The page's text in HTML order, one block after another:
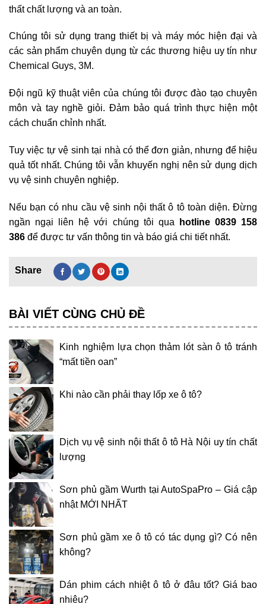
thất chất lượng và an toàn.
Chúng tôi sử dụng trang thiết bị và máy móc hiện đại và
các sản phẩm chuyên dụng từ các thương hiệu uy tín như
Chemical Guys, 3M.
Đội ngũ kỹ thuật viên của chúng tôi được đào tạo chuyên
môn và tay nghề giỏi. Đảm bảo quá trình thực hiện một
cách chuẩn chỉnh nhất.
Tuy việc tự vệ sinh tại nhà có thể đơn giản, nhưng để hiệu
quả tốt nhất. Chúng tôi vẫn khuyến nghị nên sử dụng dịch
vụ vệ sinh chuyên nghiệp.
Nếu bạn có nhu cầu vệ sinh nội thất ô tô toàn diện. Đừng
ngần ngại liên hệ với chúng tôi qua
hotline 0839 158
386 để được tư vấn thông tin và báo giá chi tiết nhất.
BÀI VIẾT CÙNG CHỦ ĐỀ
Kinh nghiệm lựa chọn thảm lót sàn ô tô tránh
“mất tiền oan”
Khi nào cần phải thay lốp xe ô tô?
Dịch vụ vệ sinh nội thất ô tô Hà Nội uy tín chất
lượng
Sơn phủ gầm Wurth tại AutoSpaPro – Giá cập
nhật MỚI NHẤT
Sơn phủ gầm xe ô tô có tác dụng gì? Có nên
không?
Dán phim cách nhiệt ô tô ở đâu tốt? Giá bao
nhiêu?